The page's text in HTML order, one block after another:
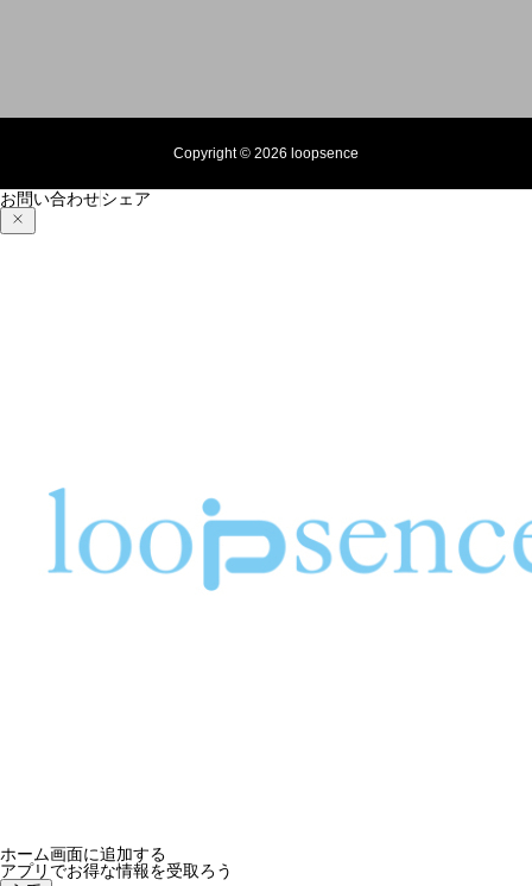
Copyright © 2026 loopsence
お問い合わせシェア
ホーム画面に追加する
アプリでお得な情報を受取ろう